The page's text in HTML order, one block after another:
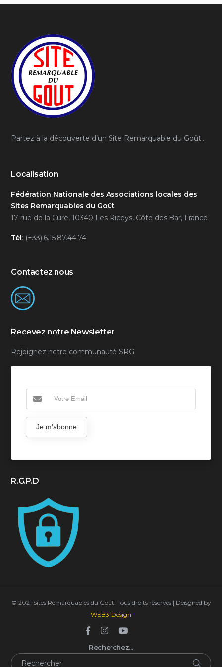
Partez à la découverte d’un Site Remarquable du Goût…
Localisation
Fédération Nationale des Associations locales des
Sites Remarquables du Goût
17 rue de la Cure, 10340 Les Riceys, Côte des Bar, France
Tél: (+33).6.15.87.44.74
Contactez nous
Recevez notre Newsletter
Rejoignez notre communauté SRG
Je m'abonne
R.G.P.D
© 2021 Sites Remarquables du Goût. Tous droits réservés | Deisgned by
WEB3-Design
Recherchez…